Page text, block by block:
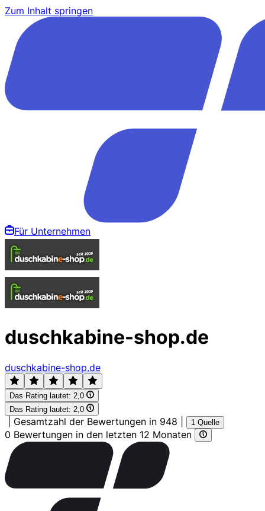
Zum Inhalt springen
Für Unternehmen
duschkabine-shop.de
duschkabine-shop.de
Das Rating lautet: 2,0
Das Rating lautet: 2,0
Gesamtzahl der Bewertungen in 948 1 Quelle
0 Bewertungen in den letzten 12 Monaten